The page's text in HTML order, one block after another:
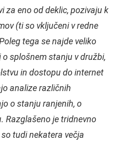
za eno od deklic, pozivaju k
(ti so vključeni v redne
tega se najde veliko
splošnem stanju v družbi,
in dostopu do internet
analize različnih
o stanju ranjenih, o
Razglašeno je tridnevno
tudi nekatera večja